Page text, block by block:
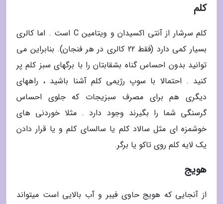
کلم
کلم سرشار از آنتی اکسیدان و ویتامین C است . اما کالری
بسیار کمی دارد (فقط 22 کالری در هر فنجان). بنابراین می
توانید بدون احساس گناه بشقابتان را با برگهای سبز کلم پر
کنید . احتمالا با سوپ رژیمی کلم آشنا باشید ، راههای
دیگری هم برای مصرف سبزیجات که جلوی احساس
گرسنگی شما را بگیرند وجود دارد . مثلا خوردنی های
خوشمزه ای مثل سالاد کلم یا سالسای کلم و یا قرار دادن
یک لایه کلم روی تاکو یا برگر.
هویج
از آنجایی که هویج حاوی فیبر و آب بالایی است میتواند